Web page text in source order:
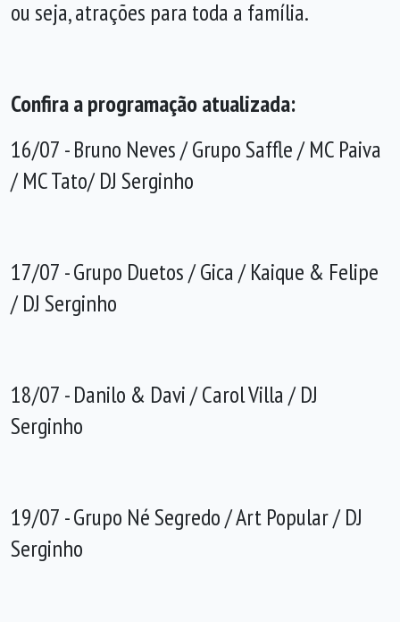
ou seja, atrações para toda a família.
Confira a programação atualizada:
16/07 - Bruno Neves / Grupo Saffle / MC Paiva
/ MC Tato/ DJ Serginho
17/07 - Grupo Duetos / Gica / Kaique & Felipe
/ DJ Serginho
18/07 - Danilo & Davi / Carol Villa / DJ
Serginho
19/07 - Grupo Né Segredo / Art Popular / DJ
Serginho